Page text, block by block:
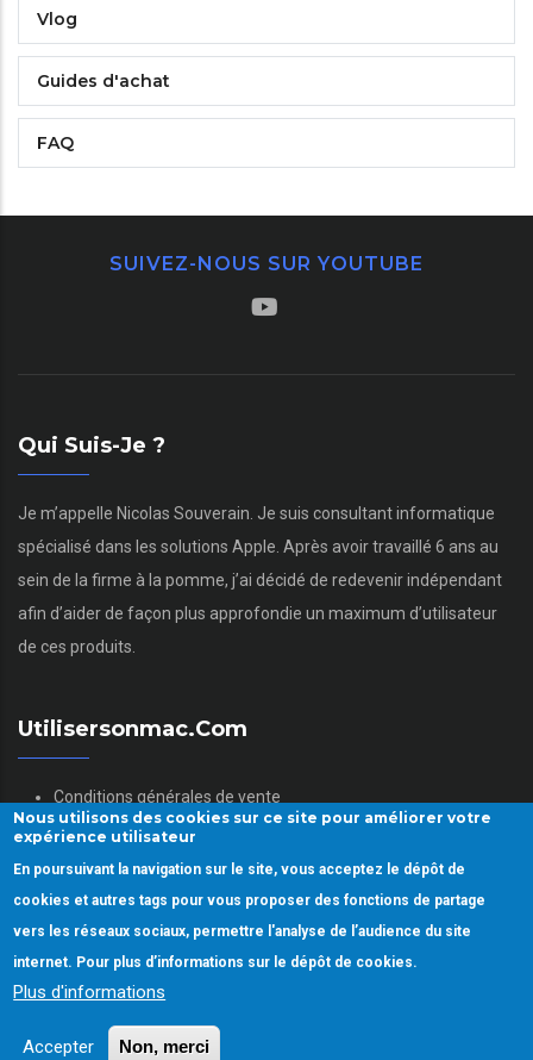
Vlog
Guides d'achat
FAQ
SUIVEZ-NOUS SUR YOUTUBE
Qui Suis-Je ?
Je m’appelle Nicolas Souverain. Je suis consultant informatique
spécialisé dans les solutions Apple. Après avoir travaillé 6 ans au
sein de la firme à la pomme, j’ai décidé de redevenir indépendant
afin d’aider de façon plus approfondie un maximum d’utilisateur
de ces produits.
Utilisersonmac.com
Conditions générales de vente
Mentions légales
Politique des données personnelles
Gestion des Cookies
Copyright © 2022.Utiliser son mac.
Nous utilisons des cookies sur ce site pour améliorer votre
expérience utilisateur
En poursuivant la navigation sur le site, vous acceptez le dépôt de
cookies et autres tags pour vous proposer des fonctions de partage
vers les réseaux sociaux, permettre l'analyse de l’audience du site
internet. Pour plus d’informations sur le dépôt de cookies.
Plus d'informations
Accepter Non, merci